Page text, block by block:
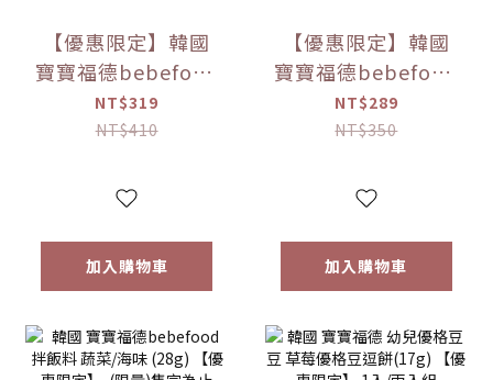
【優惠限定】韓國
寶寶福德bebefood
兒童專用調味海鹽
(120g)
NT$319
NT$410
加入購物車
【優惠限定】韓國
寶寶福德bebefood
寶寶專用醬油 煮湯/
沾用 (180ml)
NT$289
NT$350
加入購物車